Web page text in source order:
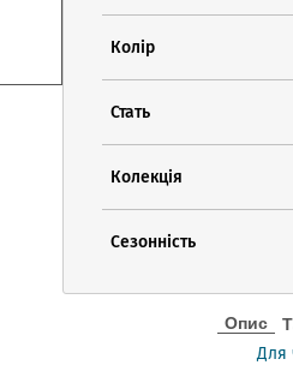
Колір
Стать
Колекція
Сезонність
Опис
Для